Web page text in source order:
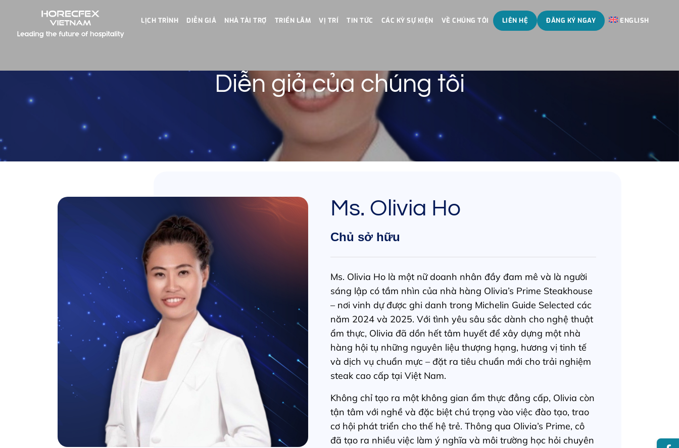
LỊCH TRÌNH DIỄN GIẢ NHÀ TÀI TRỢ TRIỂN LÃM VỊ TRÍ TIN TỨC CÁC KỲ SỰ KIỆN VỀ CHÚNG TÔI LIÊN HỆ ĐĂNG KÝ NGAY ENGLISH
Diễn giả của chúng tôi
Ms. Olivia Ho
Chủ sở hữu
Ms. Olivia Ho là một nữ doanh nhân đầy đam mê và là người
sáng lập có tầm nhìn của nhà hàng Olivia’s Prime Steakhouse
– nơi vinh dự được ghi danh trong Michelin Guide Selected các
năm 2024 và 2025. Với tình yêu sâu sắc dành cho nghệ thuật
ẩm thực, Olivia đã dồn hết tâm huyết để xây dựng một nhà
hàng hội tụ những nguyên liệu thượng hạng, hương vị tinh tế
và dịch vụ chuẩn mực – đặt ra tiêu chuẩn mới cho trải nghiệm
steak cao cấp tại Việt Nam.
Không chỉ tạo ra một không gian ẩm thực đẳng cấp, Olivia còn
tận tâm với nghề và đặc biệt chú trọng vào việc đào tạo, trao
cơ hội phát triển cho thế hệ trẻ. Thông qua Olivia’s Prime, cô
đã tạo ra nhiều việc làm ý nghĩa và môi trường học hỏi chuyên